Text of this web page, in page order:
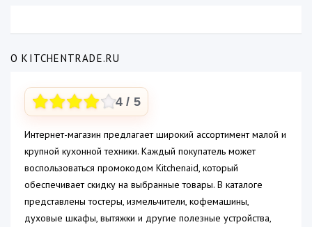
О KITCHENTRADE.RU
4 / 5
Интернет-магазин предлагает широкий ассортимент малой и
крупной кухонной техники. Каждый покупатель может
воспользоваться промокодом Kitchenaid, который
обеспечивает скидку на выбранные товары. В каталоге
представлены тостеры, измельчители, кофемашины,
духовые шкафы, вытяжки и другие полезные устройства,